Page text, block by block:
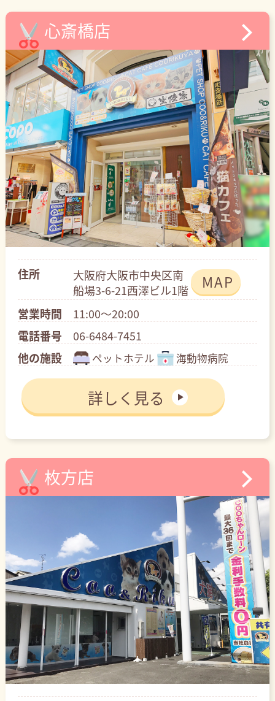
心斎橋店
住所
大阪府大阪市中央区南
船場3-6-21西澤ビル1階
MAP
営業時間
11:00～20:00
電話番号
06-6484-7451
他の施設
ペットホテル 海動物病院
詳しく見る
枚方店